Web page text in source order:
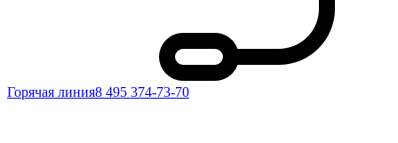
Горячая линия8 495 374-73-70